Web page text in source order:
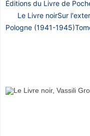
Éditions du
Le Livre noirSur
Pologne (1941-